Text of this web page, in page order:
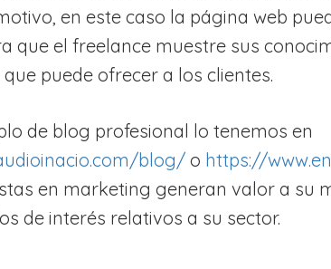
en este caso la página web
que el freelance muestre sus
puede ofrecer a los clientes.
de blog profesional lo tenemos en
blog/ o https://
en marketing generan valor a su
de interés relativos a su sector.